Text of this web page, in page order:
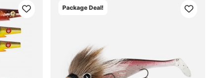
Package Deal!